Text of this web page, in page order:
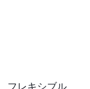
フレキシブル